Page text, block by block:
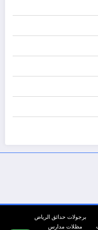
برجولات حدائق الرياض
مظلات مدارس